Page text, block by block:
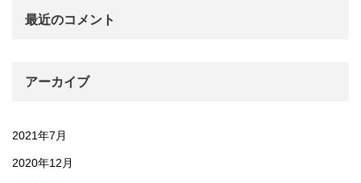
最近のコメント
アーカイブ
2021年7月
2020年12月